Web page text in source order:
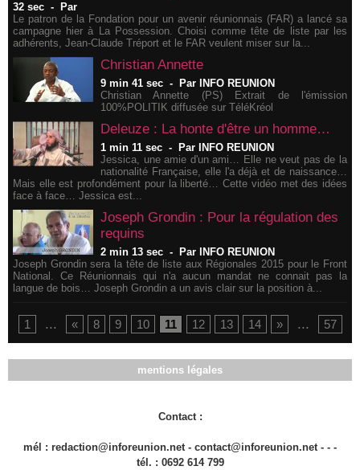
32 sec -
Par
Le patron de la Fondation pour un avenir réunionnais (FAR) a lancé sa
campagne hier à La Possession. Choisi comme tête de liste par les
adhérents, Jean-Claude Tréport et le FAR veulent miser sur la...
Christian Annette
9 min 41 sec-
Par INFO REUNION
Christian Annette (PS) Extrait de l'émission
100%POLITIK diffusée sur TéléKréol
Deleuze : La honte d'être un homme…
1 min 11 sec-
Par INFO REUNION
Jessica, une amie d'un ami… Elle ne veut pas de la
nationalité Française, elle l'a déjà et de naissance…
Mais elle est profondément pour la liberté… Cette vidéo met des idées
face à face… Jessica est...
Joseph Grondin : Pour la régulation des
requins
2 min 13 sec-
Par INFO REUNION
Joseph Grondin sera la tête de liste aux Régionales 2015 pour le Front
National. Ce Réunionnais qui n'a aucun mandat ne connait pas la
langue de bois… Joseph Grondin a un avis clair sur la position à...
1 ... « 8 9 10 11 12 13 14 » ... 57
mentions légales
Contact :
mél : redaction@inforeunion.net - contact@inforeunion.net - - -
tél. : 0692 614 799